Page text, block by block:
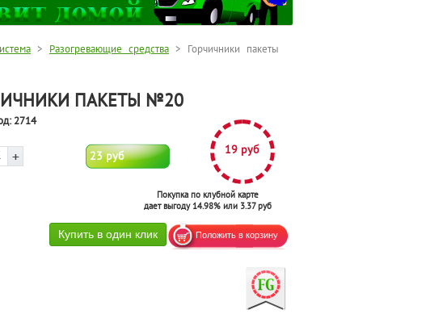
> Разогревающие средства > Горчичники пакеты
ПАКЕТЫ №20
2714
23 руб 19 руб
Покупка по клубной карте
дает выгоду 14.98% или 3.37 руб